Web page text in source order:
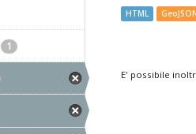
1
HTML
E' possibile